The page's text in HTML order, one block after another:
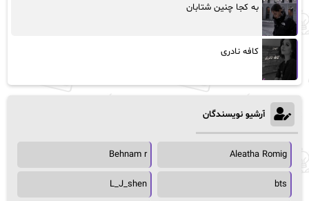
به کجا چنین شتابان
کافه نادری
آرشیو نویسندگان
Aleatha Romig
Behnam r
bts
L_J_shen